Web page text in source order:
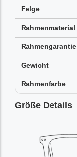
Felge
Rahmenmaterial
Rahmengarantie
Gewicht
Rahmenfarbe
Größe Details